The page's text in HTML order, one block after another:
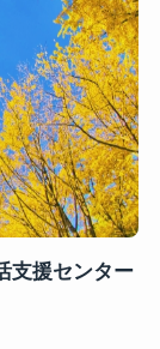
支援センター